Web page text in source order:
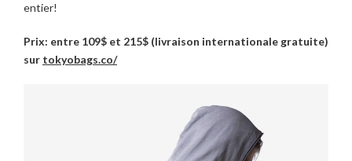
entier!
Prix: entre 109$ et 215$ (livraison internationale gratuite)
sur tokyobags.co/